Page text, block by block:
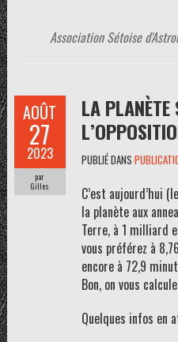
Association Sétoise
AOÛT
27
2023
par
Gilles
LA PLANÈTE
PUBLIÉ DANS
C’est aujourd’hui
la planète aux
Terre, à 1 milliard
vous préférez à
encore à 72,9
Bon, on vous
Quelques infos en